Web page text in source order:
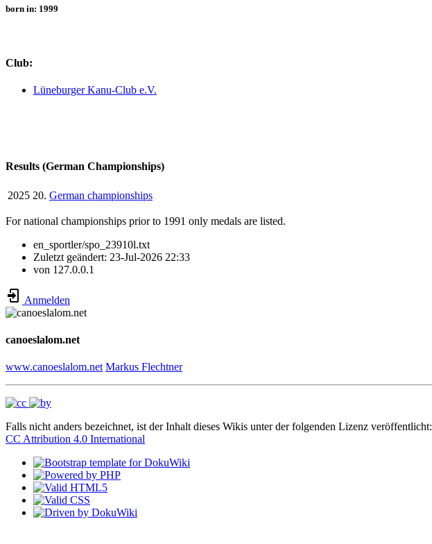
born in: 1999
Club:
Lüneburger Kanu-Club e.V.
Results (German Championships)
2025 20. German championships
For national championships prior to 1991 only medals are listed.
en_sportler/spo_23910l.txt
Zuletzt geändert: 23-Jul-2026 22:33
von 127.0.0.1
Anmelden
canoeslalom.net
www.canoeslalom.net Markus Flechtner
Falls nicht anders bezeichnet, ist der Inhalt dieses Wikis unter der folgenden Lizenz veröffentlicht:
CC Attribution 4.0 International